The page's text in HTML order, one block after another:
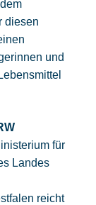
diesen
und
für
Landes
reicht